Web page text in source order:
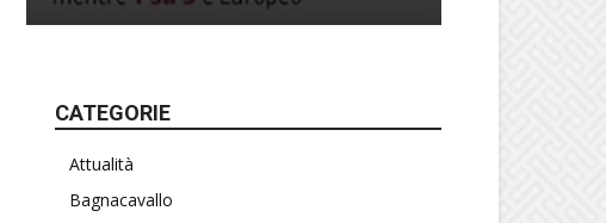
CATEGORIE
Attualità
Bagnacavallo